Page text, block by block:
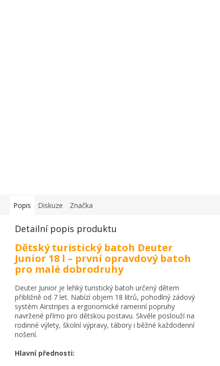
Popis Diskuze Značka
Detailní popis produktu
Dětský turistický batoh Deuter
Junior 18 l – první opravdový batoh
pro malé dobrodruhy
Deuter Junior je lehký turistický batoh určený dětem
přibližně od 7 let. Nabízí objem 18 litrů, pohodlný zádový
systém Airstripes a ergonomické ramenní popruhy
navržené přímo pro dětskou postavu. Skvěle poslouží na
rodinné výlety, školní výpravy, tábory i běžné každodenní
nošení.
Hlavní přednosti: